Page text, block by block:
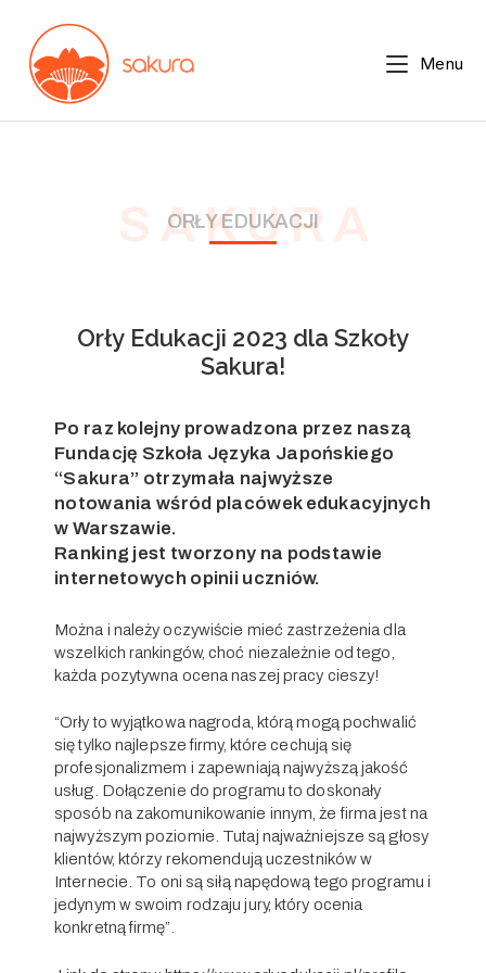
Menu
S A K U R A
ORŁY EDUKACJI
Orły Edukacji 2023 dla Szkoły
Sakura!
Po raz kolejny prowadzona przez naszą
Fundację Szkoła Języka Japońskiego
“Sakura” otrzymała najwyższe
notowania wśród placówek edukacyjnych
w Warszawie.
Ranking jest tworzony na podstawie
internetowych opinii uczniów.
Można i należy oczywiście mieć zastrzeżenia dla
wszelkich rankingów, choć niezależnie od tego,
każda pozytywna ocena naszej pracy cieszy!
“Orły to wyjątkowa nagroda, którą mogą pochwalić
się tylko najlepsze firmy, które cechują się
profesjonalizmem i zapewniają najwyższą jakość
usług. Dołączenie do programu to doskonały
sposób na zakomunikowanie innym, że firma jest na
najwyższym poziomie. Tutaj najważniejsze są głosy
klientów, którzy rekomendują uczestników w
Internecie. To oni są siłą napędową tego programu i
jedynym w swoim rodzaju jury, który ocenia
konkretną firmę”.